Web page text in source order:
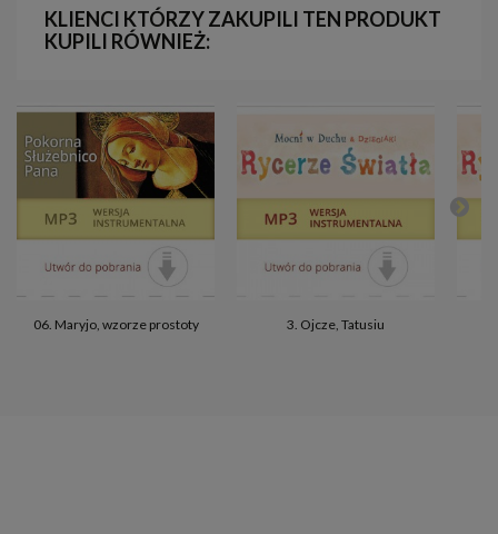
KLIENCI KTÓRZY ZAKUPILI TEN PRODUKT
KUPILI RÓWNIEŻ:
06. Maryjo, wzorze prostoty 3. Ojcze, Tatusiu